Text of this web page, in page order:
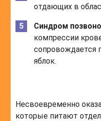
отдающих в
Синдром
компрессии
сопровождается
яблок.
Несвоевременно
которые питают